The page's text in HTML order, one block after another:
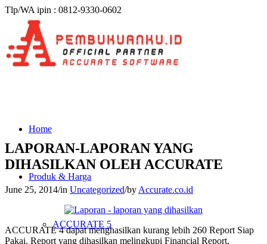
Tlp/WA ipin : 0812-9330-0602
Home
Produk & Harga
ACCURATE 5
LAPORAN-LAPORAN YANG
DIHASILKAN OLEH ACCURATE
June 25, 2014/in Uncategorized/by Accurate.co.id
ACCURATE 4 dapat menghasilkan kurang lebih 260 Report Siap
Pakai. Report yang dihasilkan melingkupi Financial Report,